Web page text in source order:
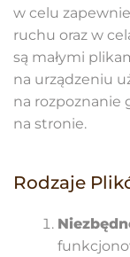
w celu
ruchu oraz w
są małymi
na urządzeniu
na rozpoznanie
na stronie.
Rodzaje